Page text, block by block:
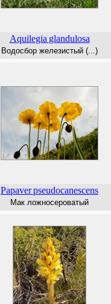
Aquilegia glandulosa
Водосбор железистый (...)
Papaverpseudocanescens
Мак ложносероватый